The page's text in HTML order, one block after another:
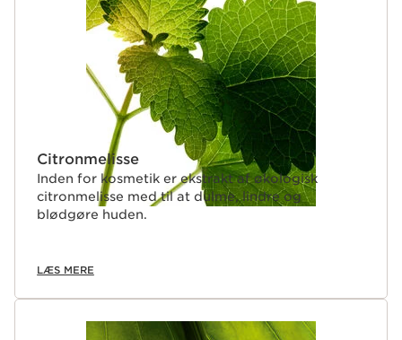
Citronmelisse
Inden for kosmetik er ekstrakt af økologisk
citronmelisse med til at dulme, lindre og
blødgøre huden.
LÆS MERE